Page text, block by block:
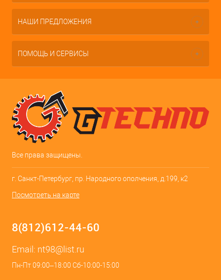
НАШИ ПРЕДЛОЖЕНИЯ
ПОМОЩЬ И СЕРВИСЫ
Все права защищены.
г. Санкт-Петербург, пр. Народного ополчения, д.199, к2
Посмотреть на карте
8(812)612-44-60
Email: nt98@list.ru
Пн-Пт 09:00–18:00 Сб-10:00-15:00